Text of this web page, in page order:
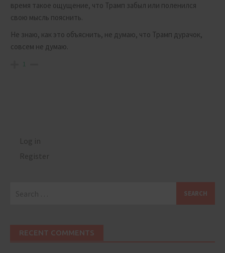
время такое ощущение, что Трамп забыл или поленился
свою мысль пояснить.
Не знаю, как это объяснить, не думаю, что Трамп дурачок,
совсем не думаю.
1
Log in
Register
RECENT COMMENTS